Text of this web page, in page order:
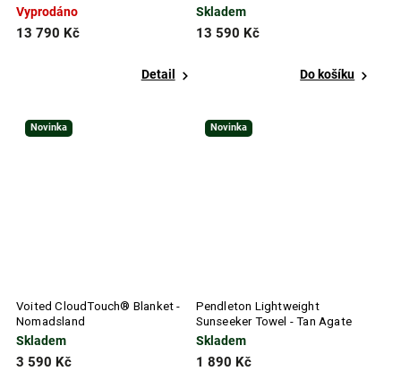
Vyprodáno
13 790 Kč
Detail
Skladem
13 590 Kč
Do košíku
Novinka
Voited CloudTouch® Blanket -
Nomadsland
Skladem
3 590 Kč
Novinka
Pendleton Lightweight
Sunseeker Towel - Tan Agate
Beach
Skladem
1 890 Kč